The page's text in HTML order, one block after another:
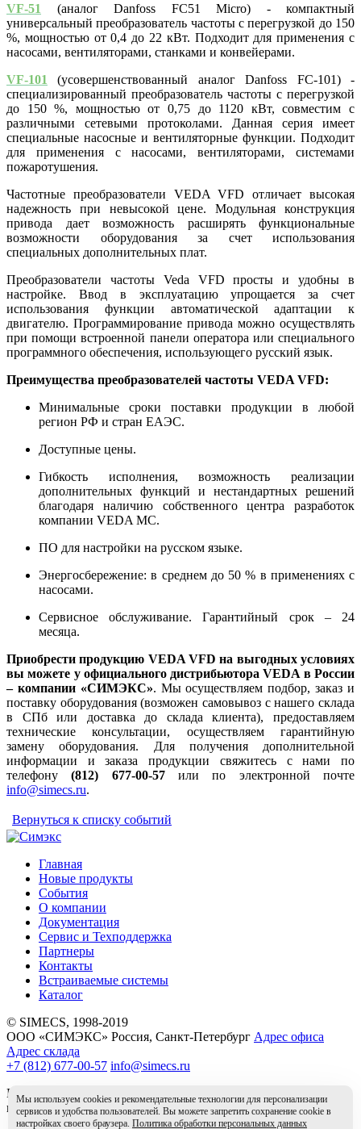
VF-51
(аналог Danfoss FC51 Micro) - компактный
универсальный преобразователь частоты с перегрузкой до 150
%, мощностью от 0,4 до 22 кВт. Подходит для применения с
насосами, вентиляторами, станками и конвейерами.
VF-101
(усовершенствованный аналог Danfoss FC-101) -
специализированный преобразователь частоты с перегрузкой
до 150 %, мощностью от 0,75 до 1120 кВт, совместим с
различными сетевыми протоколами. Данная серия имеет
специальные насосные и вентиляторные функции. Подходит
для применения с насосами, вентиляторами, системами
пожаротушения.
Частотные преобразователи VEDA VFD отличает высокая
надежность при невысокой цене. Модульная конструкция
привода дает возможность расширять функциональные
возможности оборудования за счет использования
специальных дополнительных плат.
Преобразователи частоты Veda VFD просты и удобны в
настройке. Ввод в эксплуатацию упрощается за счет
использования функции автоматической адаптации к
двигателю. Программирование привода можно осуществлять
при помощи встроенной панели оператора или специального
программного обеспечения, использующего русский язык.
Преимущества преобразователей частоты VEDA VFD:
Минимальные сроки поставки продукции в любой
регион РФ и стран ЕАЭС.
Доступные цены.
Гибкость исполнения, возможность реализации
дополнительных функций и нестандартных решений
благодаря наличию собственного центра разработок
компании VEDA MC.
ПО для настройки на русском языке.
Энергосбережение: в среднем до 50 % в применениях с
насосами.
Сервисное обслуживание. Гарантийный срок – 24
месяца.
Приобрести продукцию VEDA VFD на выгодных условиях
вы можете у официального дистрибьютора VEDA в России
– компании «СИМЭКС». Мы осуществляем подбор, заказ и
поставку оборудования (возможен самовывоз с нашего склада
в СПб или доставка до склада клиента), предоставляем
технические консультации, осуществляем гарантийную
замену оборудования. Для получения дополнительной
информации и заказа продукции свяжитесь с нами по
телефону(812) 677-00-57или по электронной почте
info@simecs.ru.
Вернуться к списку событий
Главная
Новые продукты
События
О компании
Документация
Сервис и Техподдержка
Партнеры
Контакты
Встраиваемые системы
Каталог
© SIMECS, 1998-2019
ООО «СИМЭКС» Россия, Санкт-Петербург Адрес офиса
Адрес склада
+7 (812) 677-00-57 info@simecs.ru
Вся информация на данном сайте носит справочный характер
и не является публичной офертой.
Мы используем cookies и рекомендательные технологии для персонализации
сервисов и удобства пользователей. Вы можете запретить сохранение cookie в
настройках своего браузера. Политика обработки персональных данных